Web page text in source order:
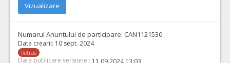
Vizualizare
Numarul Anuntului de participare: CAN1121530
Data crearii: 10 sept. 2024
Retras
Data publicare versiune : 11.09.2024 13:03